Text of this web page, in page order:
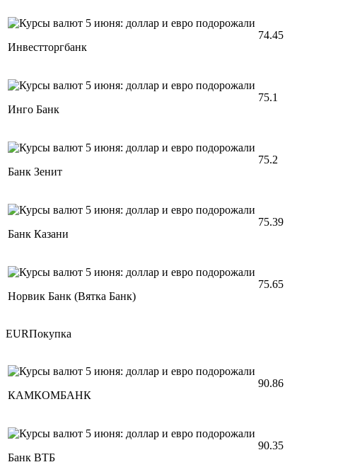
Инвестторгбанк
74.45
Инго Банк
75.1
Банк Зенит
75.2
Банк Казани
75.39
Норвик Банк (Вятка Банк)
75.65
EURПокупка
КАМКОМБАНК
90.86
Банк ВТБ
90.35